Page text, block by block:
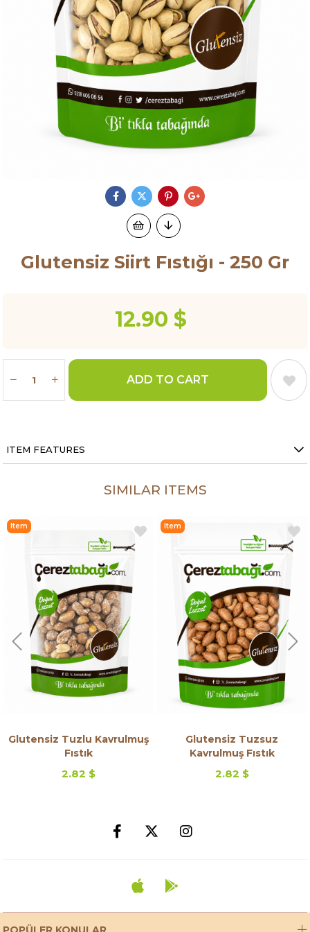
Glutensiz Siirt Fıstığı - 250 Gr
12.90 $
ITEM FEATURES
SIMILAR ITEMS
Glutensiz Tuzlu Kavrulmuş
Fıstık
2.82 $
Item
Glutensiz Tuzsuz
Kavrulmuş Fıstık
2.82 $
Item